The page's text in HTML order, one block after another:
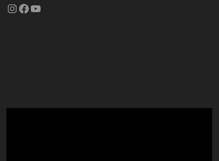
Instagram
Facebook
YouTube